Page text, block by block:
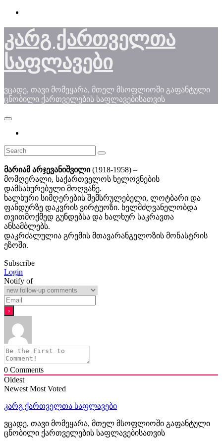
Skip
content
კარგ ქართველთა
საფლავები
ვცადე, თავი მომეყარა, მთელ მსოფლიოში გაფანტული
ცნობილი ქართველების საფლავებისათვის
მარიამ არჯევანიშვილი(1918-1958) –
მომღერალი, საქართველოს ხელოვნების
დამსახურებული მოღვაწე.
ხალხური სიმღერების შემსრულებელი, ლოტბარი და
ფანდურზე დაკვრის ვირტუოზი. ხელმძღვანელობდა
თვითმოქმედ გუნდებსა და ხალხურ საკრავთა
ანსამბლებს.
დაკრძალულია გრემის მთავარანგელოზის მონასტრის
ეზოში.
Subscribe
Login
Notify of
0 Comments
Oldest
Newest Most Voted
კარგ ქართველთა საფლავები
ვცადე, თავი მომეყარა, მთელ მსოფლიოში გაფანტული
ცნობილი ქართველების საფლავებისათვის